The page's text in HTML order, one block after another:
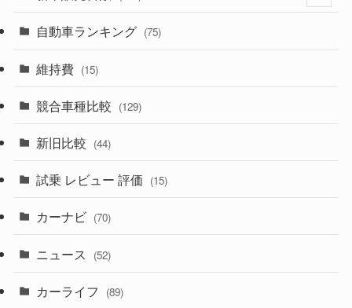
(356)
(328)
(194)
(230)
(253)
(242)
(85)
(84)
(14)
(222)
(50)
(43)
(6)
(58)
(28)
(27)
(8)
(3)
(3)
(5)
(1)
(21)
(5)
(7)
(5)
自動車ランキング (75)
維持費 (15)
競合車種比較 (129)
新旧比較 (44)
試乗 レビュー 評価 (15)
カーナビ (70)
ニュース (52)
カーライフ (89)